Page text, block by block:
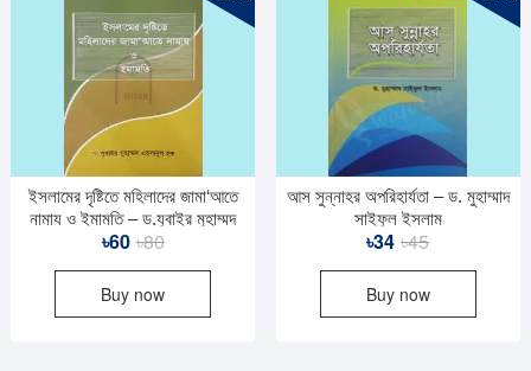
ইসলামের দৃষ্টিতে মহিলাদের জামা‘আতে
নামায ও ইমামতি – ড.যুবাইর মুহাম্মদ
এহসানুল হক
৳80Original
price
was:
৳80.
৳60
Current
price
is:
৳60.
Buy now
আস সুন্নাহর অপরিহার্যতা – ড. মুহাম্মাদ
সাইফুল ইসলাম
৳45Original
price
was:
৳45.
৳34
Current
price
is:
৳34.
Buy now